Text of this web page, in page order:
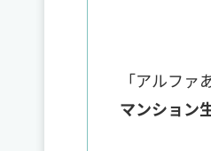
「アルファ
マンション